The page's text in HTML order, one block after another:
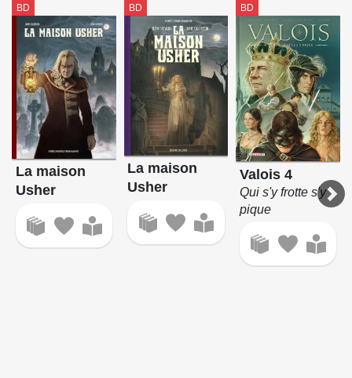
BD
La maison
Usher
BD
La maison
Usher
BD
Valois 4
Qui s'y frotte s'y
pique